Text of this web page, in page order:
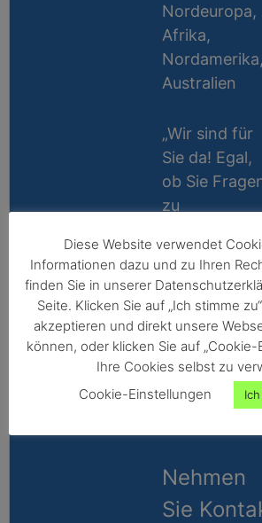
Nordeuropa,
Afrika,
Nordamerika,
Australien
„Wir sind für
Sie da! Egal,
ob Sie
zu
Kalibrierung,
Zubehör oder
Technik
haben, wir
helfen gerne
persönlich
weiter!“
Nehmen
Sie
Diese Website verwendet
Informationen dazu und zu Ihren
finden Sie in unserer
Seite. Klicken Sie auf „Ich stimme
akzeptieren und direkt unsere
können, oder klicken Sie auf „Cookie-
Ihre Cookies selbst zu
Cookie-Einstellungen